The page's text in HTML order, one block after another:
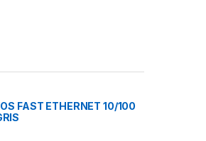
FAST ETHERNET 10/100